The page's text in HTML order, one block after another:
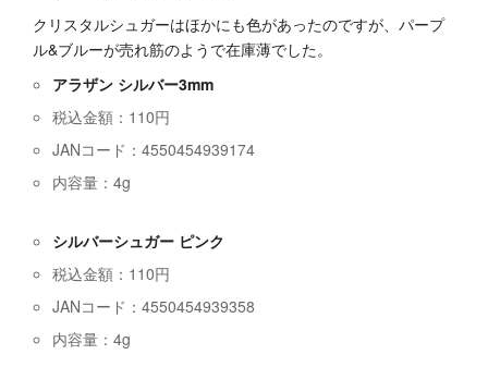
クリスタルシュガーはほかにも色があったのですが、パープ
ル&ブルーが売れ筋のようで在庫薄でした。
アラザン シルバー3mm
税込金額：110円
JANコード：4550454939174
内容量：4g
シルバーシュガー ピンク
税込金額：110円
JANコード：4550454939358
内容量：4g